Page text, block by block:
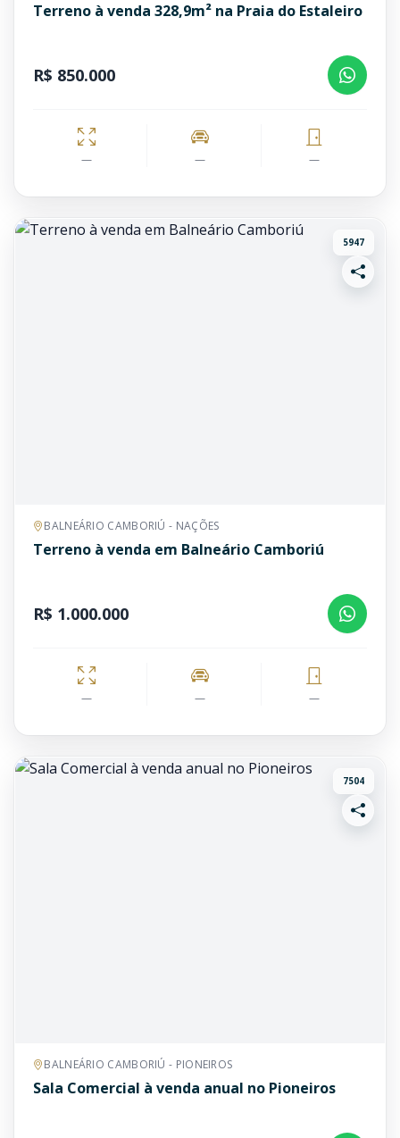
Terreno à venda 328,9m² na Praia do Estaleiro
R$ 850.000
— — —
5947
BALNEÁRIO CAMBORIÚ - NAÇÕES
Terreno à venda em Balneário Camboriú
R$ 1.000.000
— — —
7504
BALNEÁRIO CAMBORIÚ - PIONEIROS
Sala Comercial à venda anual no Pioneiros